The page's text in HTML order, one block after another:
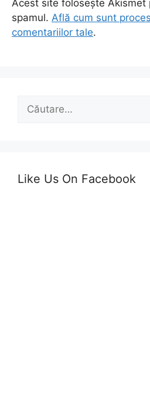
Acest site folosește Akismet
spamul. Află cum sunt
comentariilor tale.
Caută
Like Us On Facebook